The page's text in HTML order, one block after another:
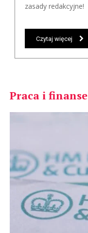
zasady redakcyjne!
Czytaj więcej
Praca i finanse